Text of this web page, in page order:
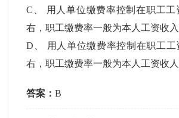
C
用人单位缴费率控制在职工工
右，职工缴费率一般为本人工资收
D
用人单位缴费率控制在职工
右，职工缴费率一般为本人工资收
答案：B